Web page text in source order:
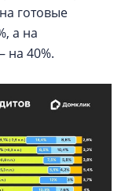
готовые
а на
на 40%.